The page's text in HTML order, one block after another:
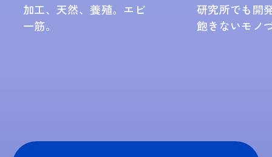
加工、天然、養殖。 エビ
一筋。
研究所でも開
飽きないモノ